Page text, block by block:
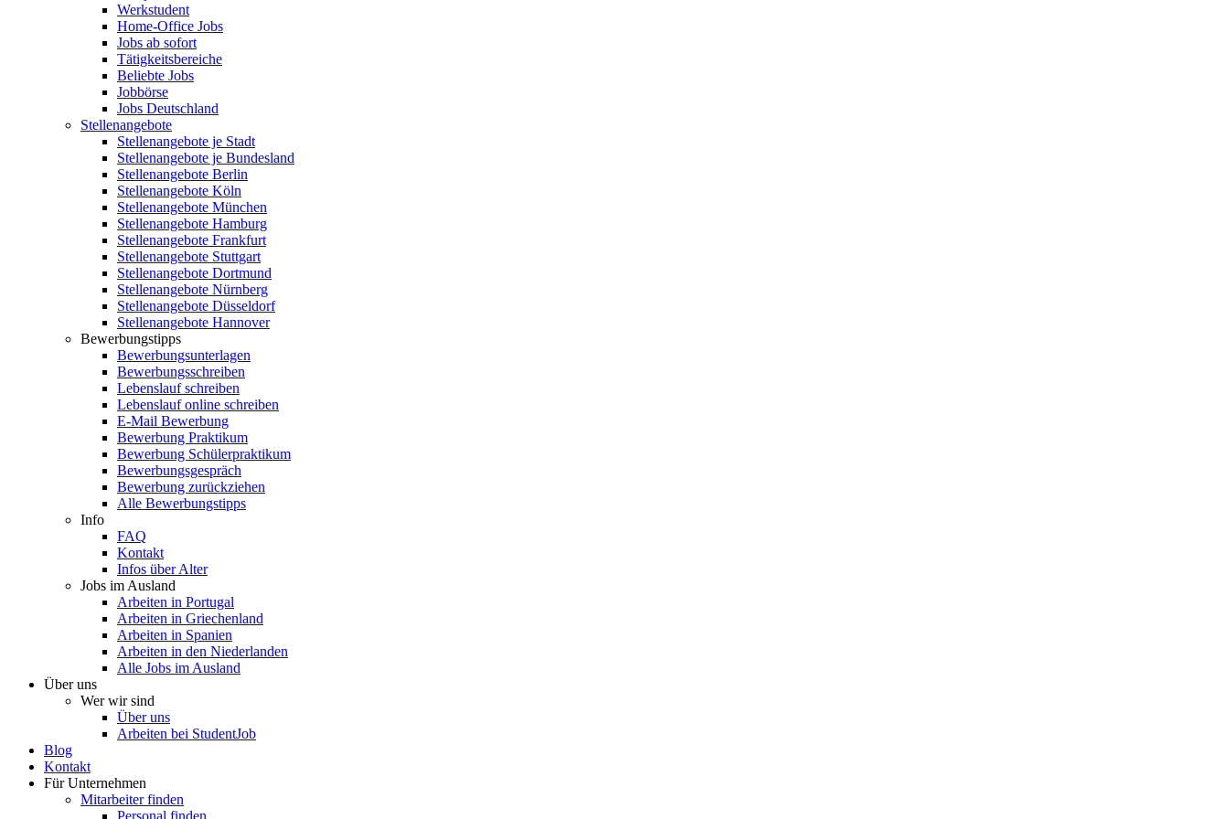
Werkstudent
Home-Office Jobs
Jobs ab sofort
Tätigkeitsbereiche
Beliebte Jobs
Jobbörse
Jobs Deutschland
Stellenangebote
Stellenangebote je Stadt
Stellenangebote je Bundesland
Stellenangebote Berlin
Stellenangebote Köln
Stellenangebote München
Stellenangebote Hamburg
Stellenangebote Frankfurt
Stellenangebote Stuttgart
Stellenangebote Dortmund
Stellenangebote Nürnberg
Stellenangebote Düsseldorf
Stellenangebote Hannover
Bewerbungstipps
Bewerbungsunterlagen
Bewerbungsschreiben
Lebenslauf schreiben
Lebenslauf online schreiben
E-Mail Bewerbung
Bewerbung Praktikum
Bewerbung Schülerpraktikum
Bewerbungsgespräch
Bewerbung zurückziehen
Alle Bewerbungstipps
Info
FAQ
Kontakt
Infos über Alter
Jobs im Ausland
Arbeiten in Portugal
Arbeiten in Griechenland
Arbeiten in Spanien
Arbeiten in den Niederlanden
Alle Jobs im Ausland
Über uns
Wer wir sind
Über uns
Arbeiten bei StudentJob
Blog
Kontakt
Für Unternehmen
Mitarbeiter finden
Personal finden